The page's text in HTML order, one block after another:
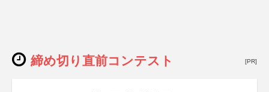
締め切り直前コンテスト [PR]